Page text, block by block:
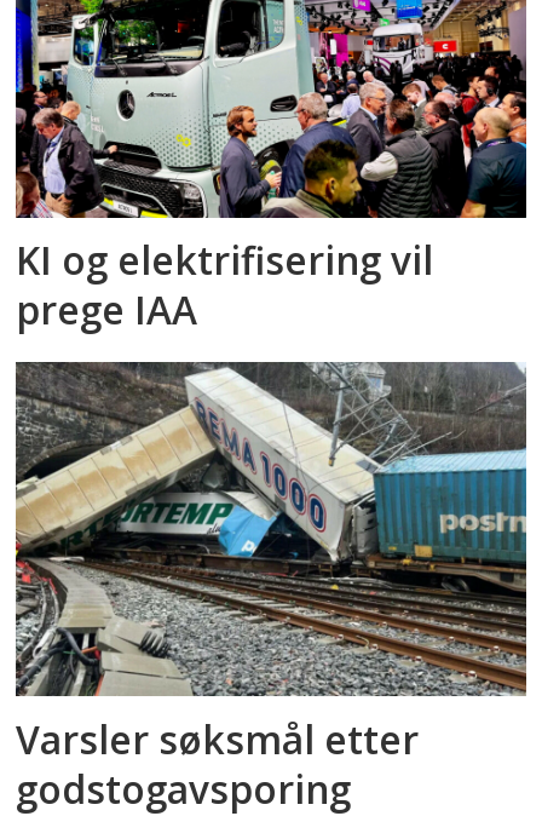
KI og elektrifisering vil
prege IAA
Varsler søksmål etter
godstog­avsporing